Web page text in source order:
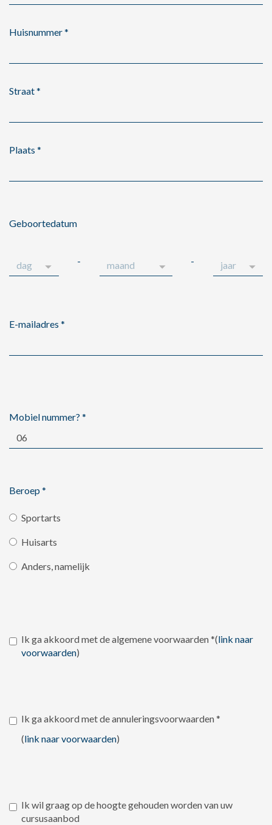
Huisnummer*
Straat*
Plaats *
Geboortedatum
- -
E-mailadres *
Mobiel nummer? *
Beroep *
Sportarts
Huisarts
Anders, namelijk
Ik ga akkoord met de algemene voorwaarden*(link naar
voorwaarden)
Ik ga akkoord met de annuleringsvoorwaarden*
(link naar voorwaarden)
Ik wil graag op de hoogte gehouden worden van uw
cursusaanbod